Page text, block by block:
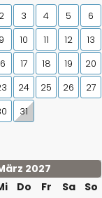
3 4 5
6
10 11 12
13
17 18 19
20
24 25 26
27
31
2027
Do Fr Sa So